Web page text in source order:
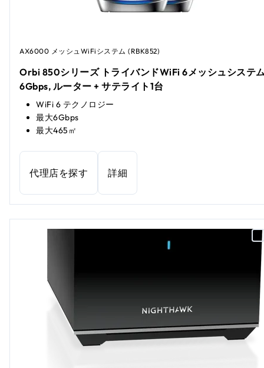
AX6000 メッシュWiFiシステム (RBK852)
Orbi 850シリーズ トライバンドWiFi 6メッシュシステ
6Gbps, ルーター + サテライト1台
WiFi 6 テクノロジー
最大6Gbps
最大465㎡
代理店を探す 詳細